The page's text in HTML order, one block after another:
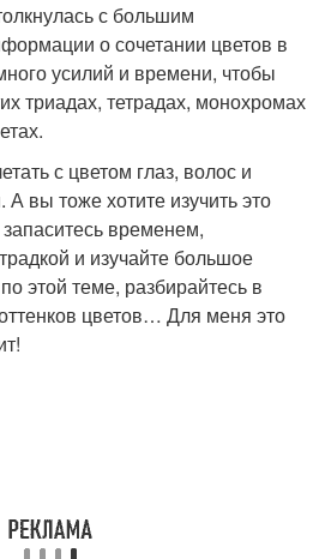
с большим
о сочетании цветов в
усилий и времени, чтобы
триадах, тетрадах, монохромах
с цветом глаз, волос и
вы тоже хотите изучить это
временем,
и изучайте большое
этой теме, разбирайтесь в
цветов… Для меня это